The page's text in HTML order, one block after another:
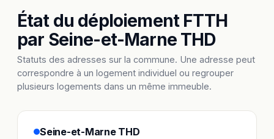
État du déploiement FTTH
par Seine-et-Marne THD
Statuts des adresses sur la commune. Une adresse peut
correspondre à un logement individuel ou regrouper
plusieurs logements dans un même immeuble.
Seine-et-Marne THD